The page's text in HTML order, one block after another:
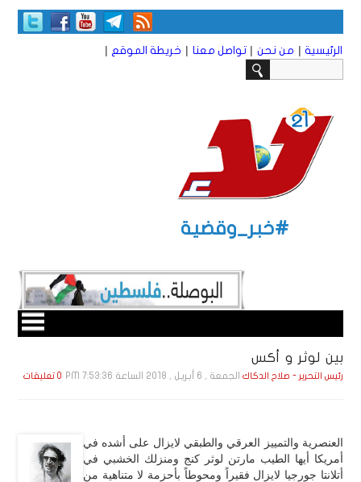
الرئيسية | من نحن | تواصل معنا | خريطة الموقع |
#خبر_وقضية
بين لوثر و أكس
رئيس التحرير - صلاح الدكاك الجمعة , 6 أبـريـل , 2018 الساعة 7:53:36 PM 0 تعليقات
العنصرية والتمييز العرقي والطبقي لايزال على أشده في
أمريكا أيها الطيب مارتن لوثر كنج ومنزلك الخشبي في
أتلانتا جورجيا لايزال فقيراً ومحوطاً بأحزمة لا متناهية من